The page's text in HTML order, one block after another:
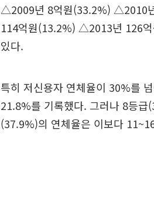
△2009년 8억원(33.2%) △2010
114억원(13.2%) △2013년 126
있다.
특히 저신용자 연체율이 30%를
21.8%를 기록했다. 그러나 8등
(37.9%)의 연체율은 이보다